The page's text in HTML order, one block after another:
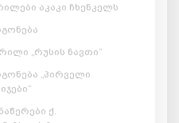
აკაკი ჩხენკელს
„რუსის ნავთი“
„პირველი
ქ.